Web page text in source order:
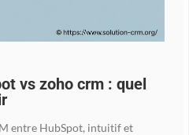
vs zoho crm : quel
entre HubSpot, intuitif et